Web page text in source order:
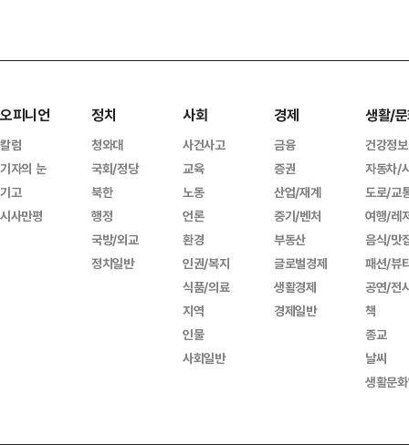
오피니언
칼럼
기자의 눈
기고
시사만평
정치
청와대
국회/정당
북한
행정
국방/외교
정치일반
사회
사건사고
교육
노동
언론
환경
인권/복지
식품/의료
지역
인물
사회일반
경제
금융
증권
산업/재계
중기/벤처
부동산
글로벌경제
생활경제
경제일반
생활/
건강정보
자동차/
도로/교
여행/레
음식/맛
패션/뷰
공연/전
책
종교
날씨
생활문